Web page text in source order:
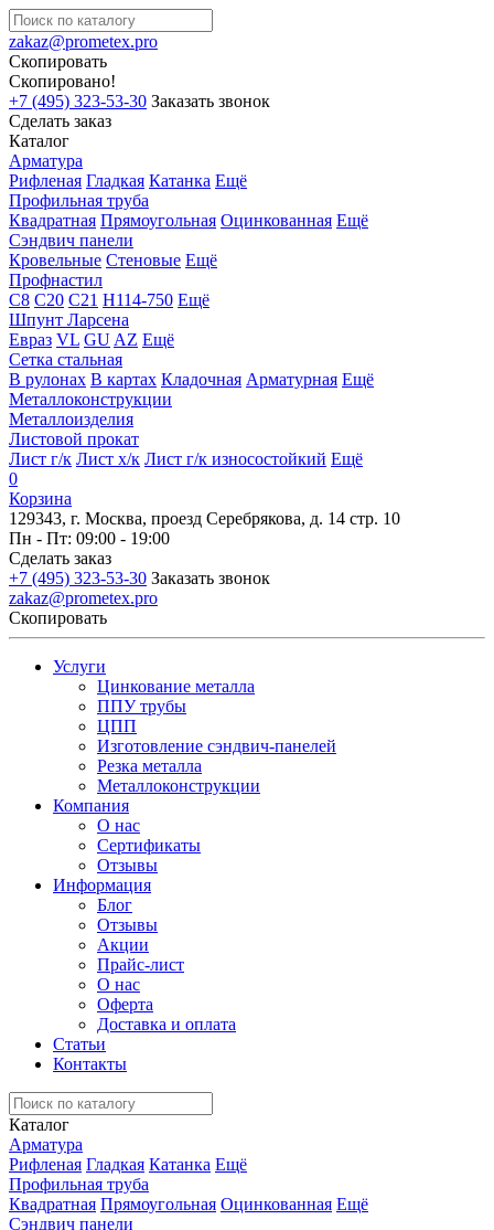
zakaz@prometex.pro
Скопировать
Скопировано!
+7 (495) 323-53-30 Заказать звонок
Сделать заказ
Каталог
Арматура
Рифленая Гладкая Катанка Ещё
Профильная труба
Квадратная Прямоугольная Оцинкованная Ещё
Сэндвич панели
Кровельные Стеновые Ещё
Профнастил
С8 С20 С21 Н114-750 Ещё
Шпунт Ларсена
Евраз VL GU AZ Ещё
Сетка стальная
В рулонах В картах Кладочная Арматурная Ещё
Металлоконструкции
Металлоизделия
Листовой прокат
Лист г/к Лист х/к Лист г/к износостойкий Ещё
0
Корзина
129343, г. Москва, проезд Серебрякова, д. 14 стр. 10
Пн - Пт: 09:00 - 19:00
Сделать заказ
+7 (495) 323-53-30 Заказать звонок
zakaz@prometex.pro
Скопировать
Услуги
Цинкование металла
ППУ трубы
ЦПП
Изготовление сэндвич-панелей
Резка металла
Металлоконструкции
Компания
О нас
Сертификаты
Отзывы
Информация
Блог
Отзывы
Акции
Прайс-лист
О нас
Оферта
Доставка и оплата
Статьи
Контакты
Каталог
Арматура
Рифленая Гладкая Катанка Ещё
Профильная труба
Квадратная Прямоугольная Оцинкованная Ещё
Сэндвич панели